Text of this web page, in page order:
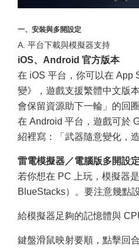
一、安裝與多開設定
A. 平台下載與模擬器支持
iOS、Android 官方版本
在 iOS 平台，你可以在 App
變》，遊戲支援繁體中文版
會保留資源助下一輪」的回圈
在 Android 平台，遊戲可於
紹裡寫：「武器隨意變化，
雷電模擬器／電腦版多開設定
若你想在 PC 上玩，模擬器
BlueStacks）。要注意幾點
給模擬器足夠的記憶體與
鍵盤滑鼠映射要順，點擊回